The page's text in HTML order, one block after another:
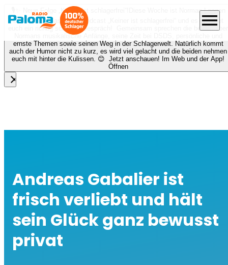
🎙️✨ Neue Folge „Keiner ist schlagerfrei“!
Diese Woche ist Norman Langen
bei Nora zu Gast beim Podcast „Keiner ist schlagerfrei“ und es erwartet
euch ein richtig schönes Gespräch! Gemeinsam sprechen die beiden über
Normans musikalische Anfänge, seine Zeit bei DSDS, persönliche und
ernste Themen sowie seinen Weg in der Schlagerwelt. Natürlich kommt
auch der Humor nicht zu kurz, es wird viel gelacht und die beiden nehmen
euch mit hinter die Kulissen. 😊 Jetzt anschauen! Im Web und der App!
Öffnen
close
menu
Andreas Gabalier ist
frisch verliebt und hält
sein Glück ganz bewusst
privat